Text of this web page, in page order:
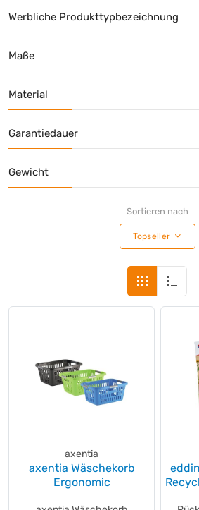
Werbliche Produkttypbezeichnung
Maße
Material
Garantiedauer
Gewicht
Sortieren nach
Topseller
axentia
axentia Wäschekorb
Ergonomic